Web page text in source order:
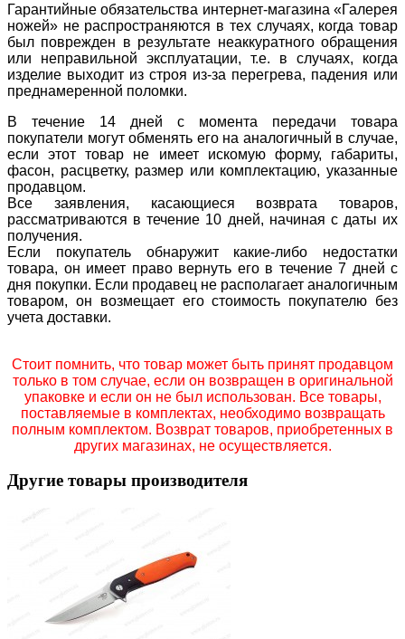
Гарантийные обязательства интернет-магазина «Галерея
ножей» не распространяются в тех случаях, когда товар
был поврежден в результате неаккуратного обращения
или неправильной эксплуатации, т.е. в случаях, когда
изделие выходит из строя из-за перегрева, падения или
преднамеренной поломки.
В течение 14 дней с момента передачи товара
покупатели могут обменять его на аналогичный в случае,
если этот товар не имеет искомую форму, габариты,
фасон, расцветку, размер или комплектацию, указанные
продавцом.
Все заявления, касающиеся возврата товаров,
рассматриваются в течение 10 дней, начиная с даты их
получения.
Если покупатель обнаружит какие-либо недостатки
товара, он имеет право вернуть его в течение 7 дней с
дня покупки. Если продавец не располагает аналогичным
товаром, он возмещает его стоимость покупателю без
учета доставки.
Стоит помнить, что товар может быть принят продавцом
только в том случае, если он возвращен в оригинальной
упаковке и если он не был использован. Все товары,
поставляемые в комплектах, необходимо возвращать
полным комплектом. Возврат товаров, приобретенных в
других магазинах, не осуществляется.
Другие товары производителя